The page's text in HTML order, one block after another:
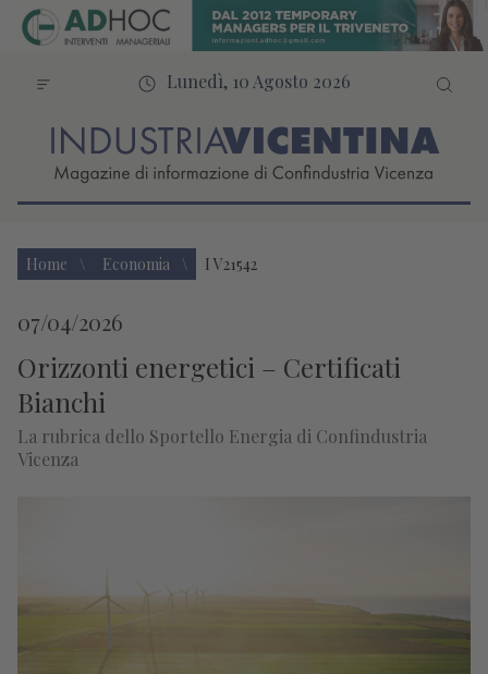
Lunedì, 10 Agosto 2026
Home Economia I V21542
07/04/2026
Orizzonti energetici – Certificati
Bianchi
La rubrica dello Sportello Energia di Confindustria
Vicenza